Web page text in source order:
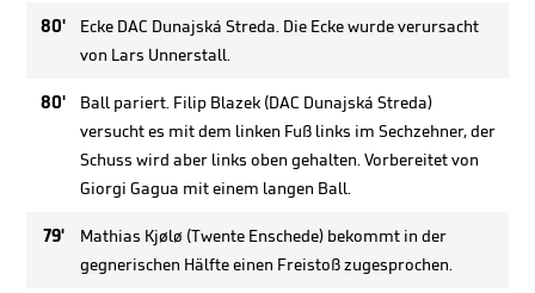
80'
Ecke DAC Dunajská Streda. Die Ecke wurde verursacht
von Lars Unnerstall.
80'
Ball pariert. Filip Blazek (DAC Dunajská Streda)
versucht es mit dem linken Fuß links im Sechzehner, der
Schuss wird aber links oben gehalten. Vorbereitet von
Giorgi Gagua mit einem langen Ball.
79'
Mathias Kjølø (Twente Enschede) bekommt in der
gegnerischen Hälfte einen Freistoß zugesprochen.